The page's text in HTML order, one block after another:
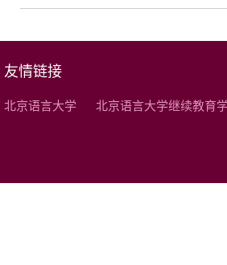
友情链接
北京语言大学 北京语言大学继续教育